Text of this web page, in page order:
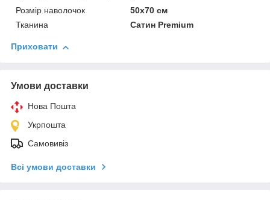
Розмір наволочок
50х70 см
Тканина
Сатин Premium
Приховати
Умови доставки
Нова Пошта
Укрпошта
Самовивіз
Всі умови доставки